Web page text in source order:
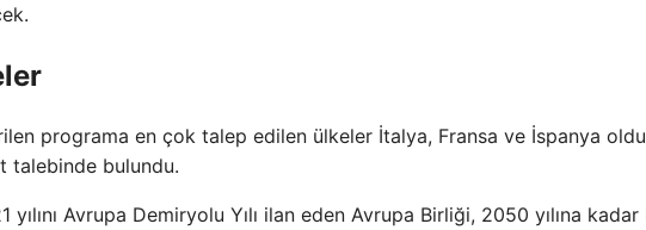
programa en çok talep edilen ülkeler İtalya, Fransa ve İspanya
talebinde bulundu.
Avrupa Demiryolu Yılı ilan eden Avrupa Birliği, 2050 yılına